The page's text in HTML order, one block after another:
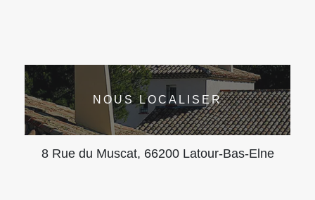
NOUS LOCALISER
8 Rue du Muscat, 66200 Latour-Bas-Elne